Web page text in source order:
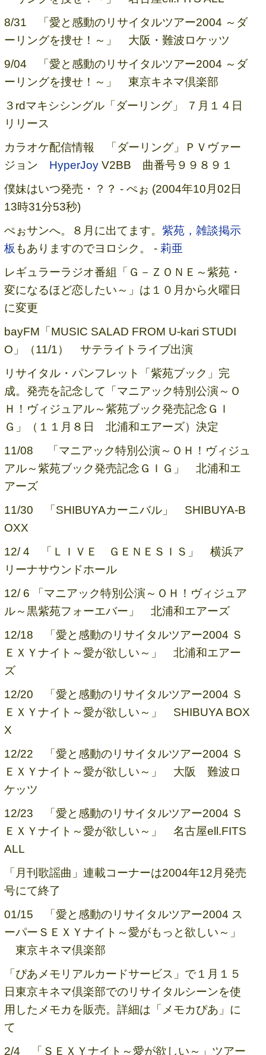
8/31 「愛と感動のリサイタルツアー2004 ～ダ
ーリングを捜せ！～」 大阪・難波ロケッツ
9/04 「愛と感動のリサイタルツアー2004 ～ダ
ーリングを捜せ！～」 東京キネマ倶楽部
３rdマキシシングル「ダーリング」 ７月１４日
リリース
カラオケ配信情報 「ダーリング」ＰＶヴァー
ジョン HyperJoy V2BB 曲番号９９８９１
僕妹はいつ発売・？？ - ぺぉ (2004年10月02日
13時31分53秒)
ぺぉサンへ。８月に出てます。 紫苑，雑談掲示
板 もありますのでヨロシク。 - 莉亜
レギュラーラジオ番組「Ｇ－ＺＯＮＥ～紫苑・
変になるほど恋したい～」は１０月から火曜日
に変更
bayFM「MUSIC SALAD FROM U-kari STUDI
O」（11/1） サテライトライブ出演
リサイタル・パンフレット「紫苑ブック」完
成。発売を記念して「マニアック特別公演～Ｏ
Ｈ！ヴィジュアル～紫苑ブック発売記念ＧＩ
Ｇ」（１１月８日 北浦和エアーズ）決定
11/08 「マニアック特別公演～ＯＨ！ヴィジュ
アル～紫苑ブック発売記念ＧＩＧ」 北浦和エ
アーズ
11/30 「SHIBUYAカーニバル」 SHIBUYA-B
OXX
12/ 4 「ＬＩＶＥ ＧＥＮＥＳＩＳ」 横浜ア
リーナサウンドホール
12/ 6 「マニアック特別公演～ＯＨ！ヴィジュア
ル～黒紫苑フォーエバー」 北浦和エアーズ
12/18 「愛と感動のリサイタルツアー2004 Ｓ
ＥＸＹナイト～愛が欲しい～」 北浦和エアー
ズ
12/20 「愛と感動のリサイタルツアー2004 Ｓ
ＥＸＹナイト～愛が欲しい～」 SHIBUYA BOX
X
12/22 「愛と感動のリサイタルツアー2004 Ｓ
ＥＸＹナイト～愛が欲しい～」 大阪 難波ロ
ケッツ
12/23 「愛と感動のリサイタルツアー2004 Ｓ
ＥＸＹナイト～愛が欲しい～」 名古屋ell.FITS
ALL
「月刊歌謡曲」連載コーナーは2004年12月発売
号にて終了
01/15 「愛と感動のリサイタルツアー2004 ス
ーパーＳＥＸＹナイト～愛がもっと欲しい～」
東京キネマ倶楽部
「ぴあメモリアルカードサービス」で１月１５
日東京キネマ倶楽部でのリサイタルシーンを使
用したメモカを販売。詳細は「メモカぴあ」に
て
2/4 「ＳＥＸＹナイト～愛が欲しい～」ツアー